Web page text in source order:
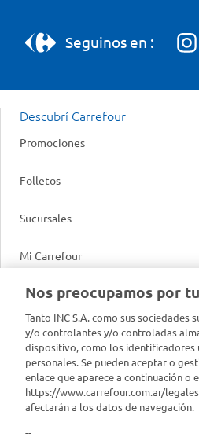
Seguinos en :
Descubrí Carrefour
Promociones
Folletos
Sucursales
Mi Carrefour
Productos Carrefour
Tarjeta Mi Carrefour
Panel Carrefour
Puntos Verdes
Nos preocupamos por
Tanto INC S.A. como sus sociedades
y/o controlantes y/o controladas
dispositivo, como los identificadores
personales. Se pueden aceptar o
enlace que aparece a continuación o
https://www.carrefour.com.ar/
afectarán a los datos de navegación.
--